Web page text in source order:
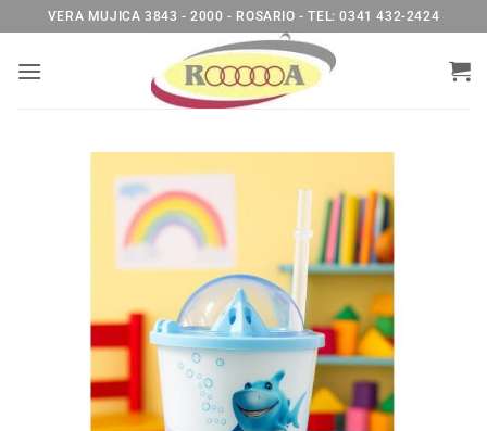
al
contenido
VERA MUJICA 3843 - 2000 - ROSARIO - TEL: 0341 432-2424